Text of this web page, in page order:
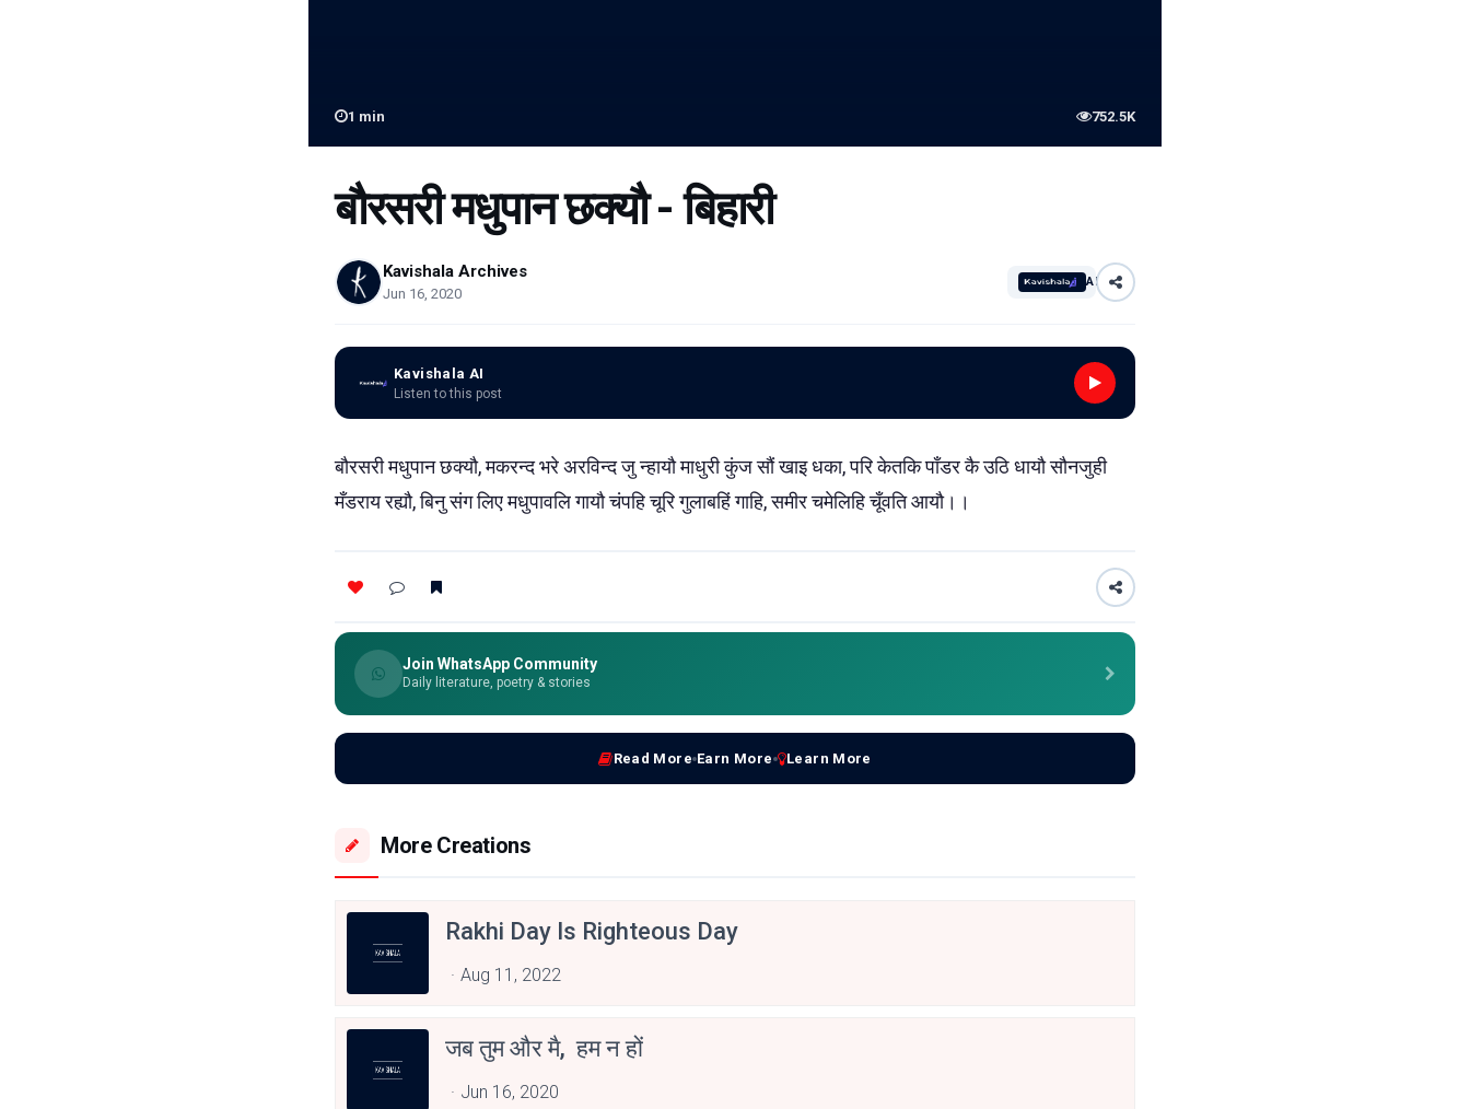
1 min 752.5K
बौरसरी मधुपान छक्यौ - बिहारी
Kavishala Archives
Jun 16, 2020
AI
Kavishala AI
Listen to this post
बौरसरी मधुपान छक्यौ, मकरन्द भरे अरविन्द जु न्हायौ माधुरी कुंज सौं खाइ धका, परि केतकि पाँडर कै उठि धायौ सौनजुही
मँडराय रह्यौ, बिनु संग लिए मधुपावलि गायौ चंपहि चूरि गुलाबहिं गाहि, समीर चमेलिहि चूँवति आयौ।।
Join WhatsApp Community
Daily literature, poetry & stories
Read More Earn More Learn More
More Creations
Rakhi Day Is Righteous Day
Aug 11, 2022
जब तुम और मै, हम न हों
Jun 16, 2020